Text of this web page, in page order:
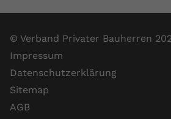
© Verband Privater Bauherren
Impressum
Datenschutzerklärung
Sitemap
AGB